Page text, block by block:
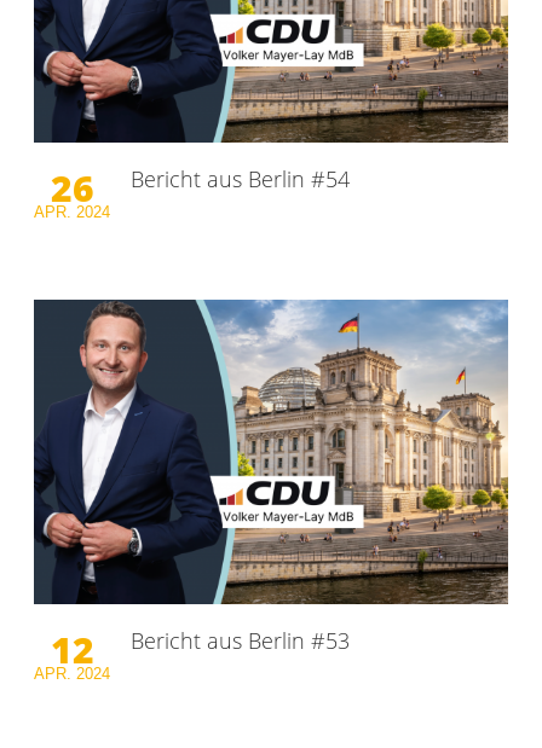
26
APR.2024
Bericht aus Berlin #54
12
APR. 2024
Bericht aus Berlin #53